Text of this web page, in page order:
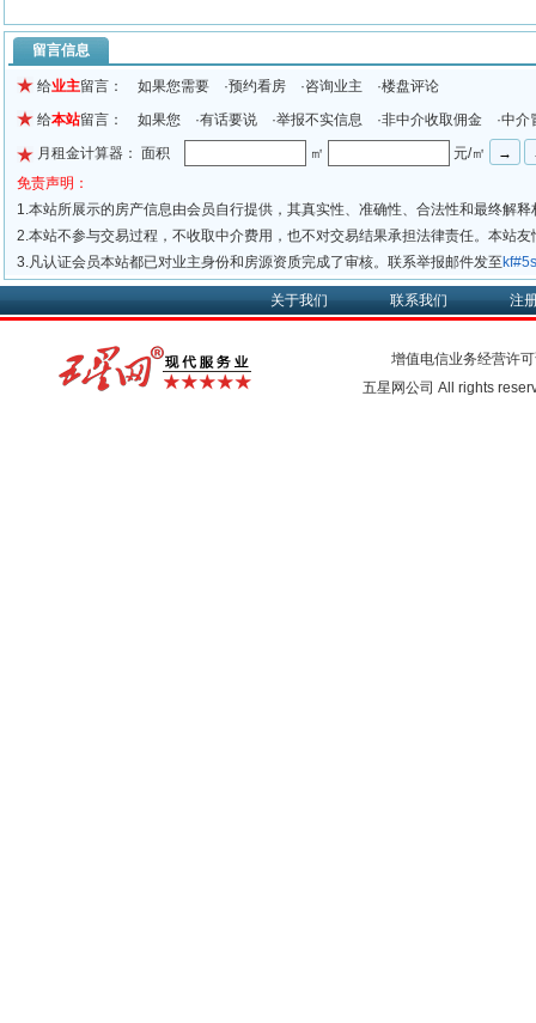
留言信息
给业主留言： 如果您需要 ·预约看房 ·咨询业主 ·楼盘评论
给本站留言： 如果您 ·有话要说 ·举报不实信息 ·非中介收取佣金 ·中介
月租金计算器： 面积
㎡
元/㎡
免责声明：
1.本站所展示的房产信息由会员自行提供，其真实性、准确性、合法性和最终解
2.本站不参与交易过程，不收取中介费用，也不对交易结果承担法律责任。本站
3.凡认证会员本站都已对业主身份和房源资质完成了审核。联系举报邮件发至
关于我们 联系我们 注
增值电信业务经营许
五星网公司 All rights